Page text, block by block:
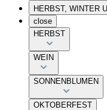
HERBST, WINTER
close
HERBST
WEIN
SONNENBLUMEN
OKTOBERFEST